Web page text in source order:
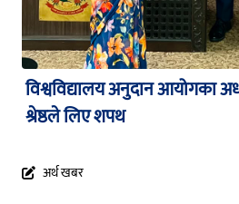
विश्वविद्यालय अनुदान आयोगका
श्रेष्ठले लिए शपथ
अर्थ खबर